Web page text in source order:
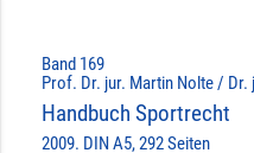
Band 169
Prof. Dr. jur. Martin Nolte /
Handbuch Sportrecht
2009. DIN A5, 292 Seiten